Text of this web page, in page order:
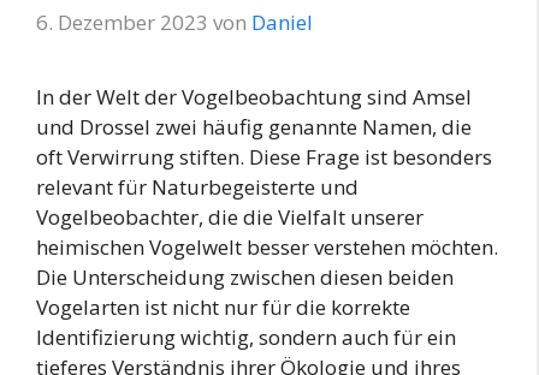
6. Dezember 2023 von Daniel
In der Welt der Vogelbeobachtung sind Amsel
und Drossel zwei häufig genannte Namen, die
oft Verwirrung stiften. Diese Frage ist besonders
relevant für Naturbegeisterte und
Vogelbeobachter, die die Vielfalt unserer
heimischen Vogelwelt besser verstehen möchten.
Die Unterscheidung zwischen diesen beiden
Vogelarten ist nicht nur für die korrekte
Identifizierung wichtig, sondern auch für ein
tieferes Verständnis ihrer Ökologie und ihres